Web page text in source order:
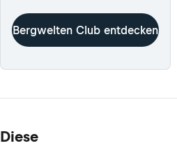
Bergwelten Club entdecken
Diese